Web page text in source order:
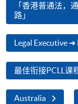
「香港普通法，
路」
Legal Executive ➜
最佳衔接PCLL课
Australia